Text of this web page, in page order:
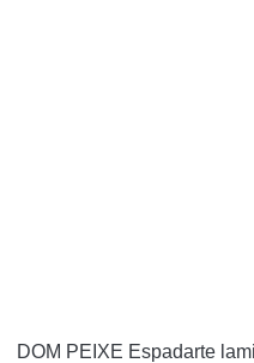
DOM PEIXE Espadarte